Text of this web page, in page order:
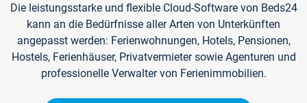
Die leistungsstarke und flexible Cloud-Software von Beds24
kann an die Bedürfnisse aller Arten von Unterkünften
angepasst werden: Ferienwohnungen, Hotels, Pensionen,
Hostels, Ferienhäuser, Privatvermieter sowie Agenturen und
professionelle Verwalter von Ferienimmobilien.